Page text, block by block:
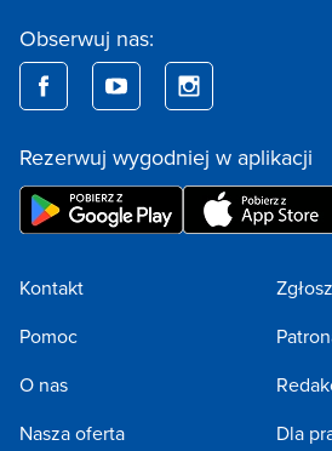
Obserwuj nas:
Rezerwuj wygodniej w aplikacji
Kontakt
Pomoc
O nas
Nasza oferta
Dla